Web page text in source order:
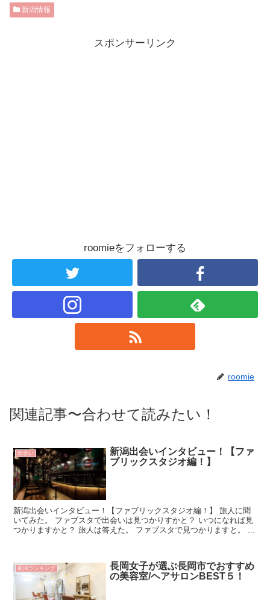
新潟情報
スポンサーリンク
roomieをフォローする
roomie
関連記事〜合わせて読みたい！
出会い
新潟出会いインタビュー！【ファ
ブリックスタジオ編！】
新潟出会いインタビュー！【ファブリックスタジオ編！】 旅人に聞
いてみた。 ファブスタで出会いは見つかりすかと？ いつになれば見
つかりますかと？ 旅人は答えた。 ファブスタで見つかりますと。 ...
新潟ランキング
長岡女子が選ぶ長岡市でおすすめ
の美容室/ヘアサロンBEST５！